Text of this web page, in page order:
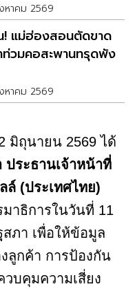
หาคม 2569
! แม่ฮ่องสอนตัดขาด
ท่วมคอสะพานทรุดพัง
หาคม 2569
มิถุนายน 2569 ได้
ประธานเจ้าหน้าที่
(ประเทศไทย)
าธิการในวันที่ 11
ภา เพื่อให้ข้อมูล
ลูกค้า การป้องกัน
บคุมความเสี่ยง